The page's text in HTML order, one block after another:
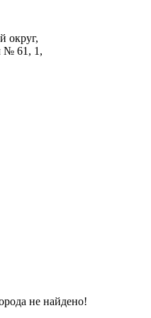
округ,
№ 61, 1,
не найдено!